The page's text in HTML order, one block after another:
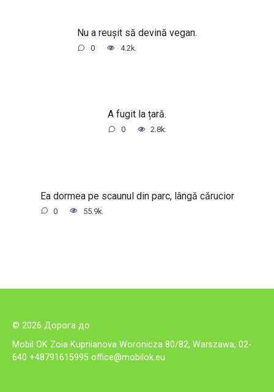
Nu a reușit să devină vegan.
0 4.2k.
A fugit la țară.
0 2.8k.
Ea dormea pe scaunul din parc, lângă cărucior
0 55.9k.
© 2026 Дорога до
Mobil OK Zoia Kupriianova Woronicza 80/82, Warszawa, 02-
640 +48791615995 office@mobilok.eu